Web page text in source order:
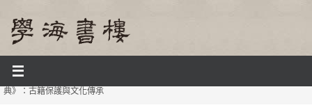
content
Home
典》：古籍保護與文化傳承